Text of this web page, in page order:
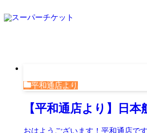
平和通店より
【平和通店より】日
おはようございます！平和通店で